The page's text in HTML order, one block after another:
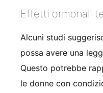
Effetti ormonali
Alcuni studi
possa avere una
Questo potrebbe
le donne con